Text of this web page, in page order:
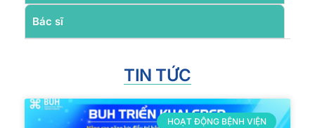
Bác sĩ
TIN TỨC
HOẠT ĐỘNG BỆNH VIỆN